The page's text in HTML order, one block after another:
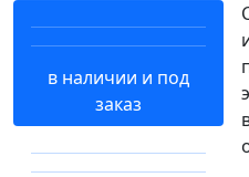
в наличии и под
заказ